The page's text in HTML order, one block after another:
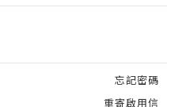
忘記密碼
重寄啟用信